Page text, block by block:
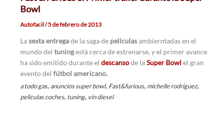
Bowl
Autofacil/5 de febrero de 2013
Lasexta entregade la saga de películasambierntadas en el
mundo del tuningestá cerca de estrenarse, y el primer avance
ha sido emitido durante el descansode laSuper Bowl el gran
evento del fútbol americano.
a todo gas, anuncios super bowl, Fast&furious, michelle rodriguez,
peliculas coches, tuning, vin diesel